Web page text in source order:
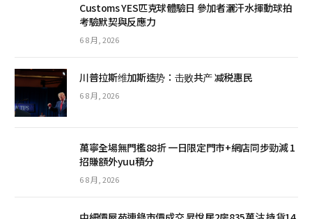
Customs YES匹克球體驗日 參加者灑汗水揮動球拍
考驗默契與反應力
6 8 月, 2026
川普拉斯维加斯造势：击败共产 减税惠民
6 8 月, 2026
萬寧全場無門檻88折 一日限定門市+網店同步勁減 1
招賺額外yuu積分
6 8 月, 2026